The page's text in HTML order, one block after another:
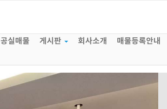
공실매물 게시판 회사소개 매물등록안내